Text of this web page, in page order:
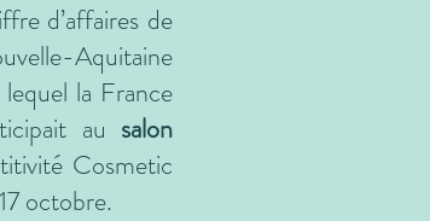
d’affaires de
Aquitaine
la France
au salon
Cosmetic
octobre.